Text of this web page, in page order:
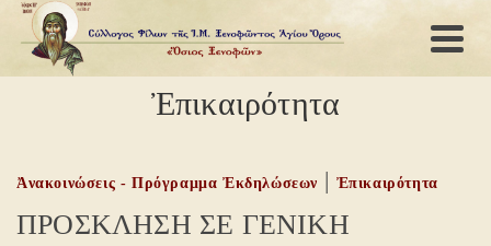
Ἐπικαιρότητα
Ἀνακοινώσεις - Πρόγραμμα Ἐκδηλώσεων | Ἐπικαιρότητα
ΠΡΟΣΚΛΗΣΗ ΣΕ ΓΕΝΙΚΗ